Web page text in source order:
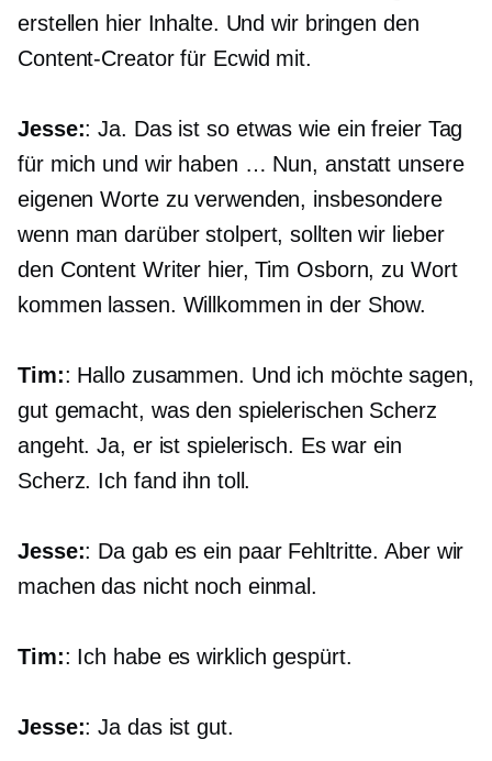
erstellen hier Inhalte. Und wir bringen den
Content-Creator für Ecwid mit.
Jesse:: Ja. Das ist so etwas wie ein freier Tag
für mich und wir haben … Nun, anstatt unsere
eigenen Worte zu verwenden, insbesondere
wenn man darüber stolpert, sollten wir lieber
den Content Writer hier, Tim Osborn, zu Wort
kommen lassen. Willkommen in der Show.
Tim:: Hallo zusammen. Und ich möchte sagen,
gut gemacht, was den spielerischen Scherz
angeht. Ja, er ist spielerisch. Es war ein
Scherz. Ich fand ihn toll.
Jesse:: Da gab es ein paar Fehltritte. Aber wir
machen das nicht noch einmal.
Tim:: Ich habe es wirklich gespürt.
Jesse:: Ja das ist gut.